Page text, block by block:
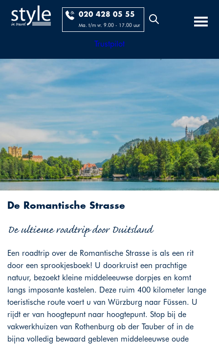
020 428 05 55
Ma. t/m vr. 9.00 - 17.00 uur
Trustpilot
De Romantische Strasse
De ultieme roadtrip door Duitsland
Een roadtrip over de Romantische Strasse is als een rit
door een sprookjesboek! U doorkruist een prachtige
natuur, bezoekt kleine middeleeuwse dorpjes en komt
langs imposante kastelen. Deze ruim 400 kilometer lange
toeristische route voert u van Würzburg naar Füssen. U
rijdt er van hoogtepunt naar hoogtepunt. Stop bij de
vakwerkhuizen van Rothenburg ob der Tauber of in de
bijna volledig bewaard gebleven middeleeuwse oude